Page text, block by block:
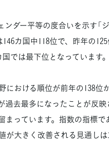
ンダー平等の度合いを示す「
カ国中118位で、昨年の
では最下位となっています。
おける順位が前年の138位
過去最多になったことが反
まっています。指数の指標
大きく改善される見通しは